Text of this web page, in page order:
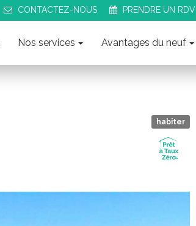
CONTACTEZ-NOUS PRENDRE UN RDV
Nos services Avantages du neuf
habiter